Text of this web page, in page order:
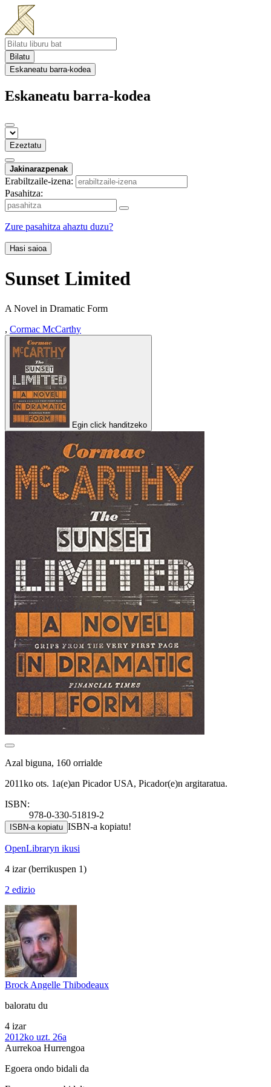
Bilatu
Eskaneatu barra-kodea
Eskaneatu barra-kodea
Ezeztatu
Jakinarazpenak
Erabiltzaile-izena:
Pasahitza:
Zure pasahitza ahaztu duzu?
Hasi saioa
Sunset Limited
A Novel in Dramatic Form
, Cormac McCarthy
Egin click handitzeko
Azal biguna, 160 orrialde
2011ko ots. 1a(e)an Picador USA, Picador(e)n argitaratua.
ISBN:
978-0-330-51819-2
ISBN-a kopiatu ISBN-a kopiatu!
OpenLibraryn ikusi
4 izar(berrikuspen 1)
2 edizio
Brock Angelle Thibodeaux
baloratu du
4 izar
2012ko uzt. 26a
Aurrekoa Hurrengoa
Egoera ondo bidali da